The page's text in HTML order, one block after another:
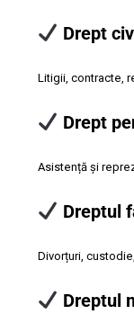
Drept
Litigii, contracte,
Drept
Asistență și
Dreptul
Divorțuri,
Dreptul